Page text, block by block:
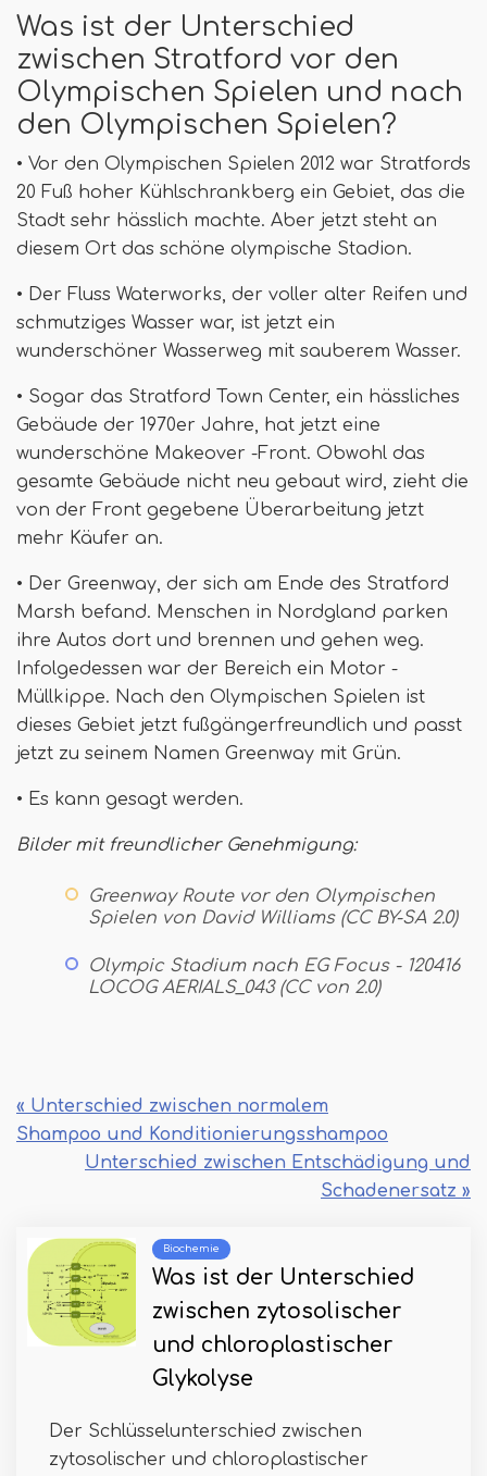
Was ist der Unterschied
zwischen Stratford vor den
Olympischen Spielen und nach
den Olympischen Spielen?
• Vor den Olympischen Spielen 2012 war Stratfords
20 Fuß hoher Kühlschrankberg ein Gebiet, das die
Stadt sehr hässlich machte. Aber jetzt steht an
diesem Ort das schöne olympische Stadion.
• Der Fluss Waterworks, der voller alter Reifen und
schmutziges Wasser war, ist jetzt ein
wunderschöner Wasserweg mit sauberem Wasser.
• Sogar das Stratford Town Center, ein hässliches
Gebäude der 1970er Jahre, hat jetzt eine
wunderschöne Makeover -Front. Obwohl das
gesamte Gebäude nicht neu gebaut wird, zieht die
von der Front gegebene Überarbeitung jetzt
mehr Käufer an.
• Der Greenway, der sich am Ende des Stratford
Marsh befand. Menschen in Nordgland parken
ihre Autos dort und brennen und gehen weg.
Infolgedessen war der Bereich ein Motor -
Müllkippe. Nach den Olympischen Spielen ist
dieses Gebiet jetzt fußgängerfreundlich und passt
jetzt zu seinem Namen Greenway mit Grün.
• Es kann gesagt werden.
Bilder mit freundlicher Genehmigung:
Greenway Route vor den Olympischen
Spielen von David Williams (CC BY-SA 2.0)
Olympic Stadium nach EG Focus - 120416
LOCOG AERIALS_043 (CC von 2.0)
« Unterschied zwischen normalem
Shampoo und Konditionierungsshampoo
Unterschied zwischen Entschädigung und
Schadenersatz »
Biochemie
Was ist der Unterschied
zwischen zytosolischer
und chloroplastischer
Glykolyse
Der Schlüsselunterschied zwischen
zytosolischer und chloroplastischer